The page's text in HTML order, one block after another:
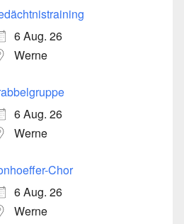
6 Aug. 26
Werne
6 Aug. 26
Werne
Chor
6 Aug. 26
Werne